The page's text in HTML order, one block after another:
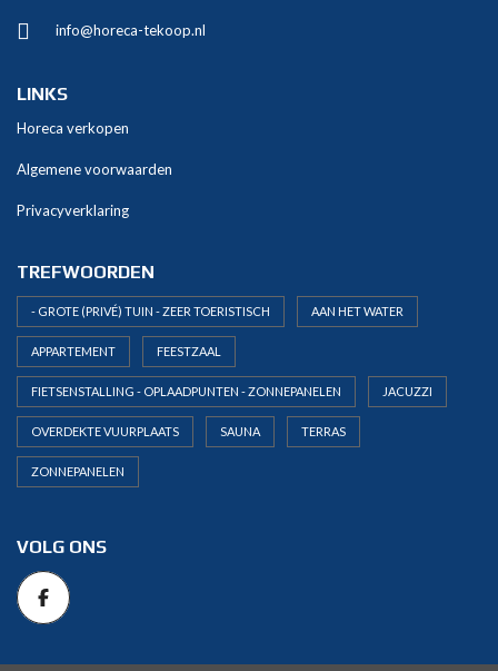
t
v
e
info@horeca-tekoop.nl
LINKS
Horeca verkopen
Algemene voorwaarden
Privacyverklaring
TREFWOORDEN
- GROTE (PRIVÉ) TUIN - ZEER TOERISTISCH AAN HET WATER
APPARTEMENT FEESTZAAL
FIETSENSTALLING - OPLAADPUNTEN - ZONNEPANELEN JACUZZI
OVERDEKTE VUURPLAATS SAUNA TERRAS
ZONNEPANELEN
VOLG ONS